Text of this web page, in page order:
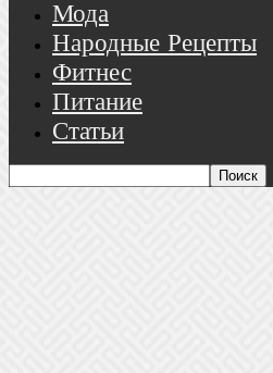
Мода
Народные Рецепты
Фитнес
Питание
Статьи